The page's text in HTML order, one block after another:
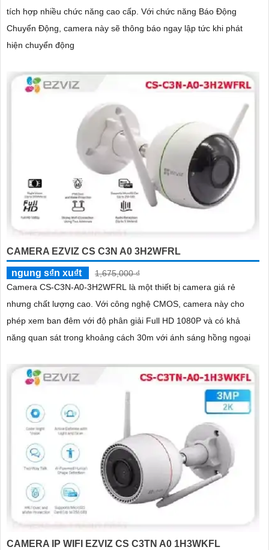
tích hợp nhiều chức năng cao cấp. Với chức năng Báo Động
Chuyển Động, camera này sẽ thông báo ngay lập tức khi phát
hiện chuyển động
CAMERA EZVIZ CS C3N A0 3H2WFRL
ngung s₫n xu₫t
1,675,000 ₫
Camera CS-C3N-A0-3H2WFRL là một thiết bị camera giá rẻ
nhưng chất lượng cao. Với công nghệ CMOS, camera này cho
phép xem ban đêm với độ phân giải Full HD 1080P và có khả
năng quan sát trong khoảng cách 30m với ánh sáng hồng ngoại
CAMERA IP WIFI EZVIZ CS C3TN A0 1H3WKFL